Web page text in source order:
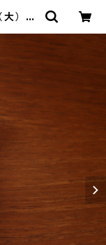
）ク